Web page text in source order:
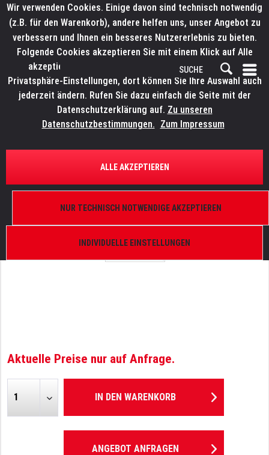
ÜBERSICHT ERSATZTEILE
Aktuelle Preise nur auf Anfrage.
IN DEN WARENKORB
ANGEBOT ANFRAGEN
Wir verwenden Cookies. Einige davon sind technisch notwendig
(z.B. für den Warenkorb), andere helfen uns, unser Angebot zu
verbessern und Ihnen ein besseres Nutzererlebnis zu bieten.
Folgende Cookies akzeptieren Sie mit einem Klick auf Alle
akzeptieren. Weitere Informationen finden Sie in den
Privatsphäre-Einstellungen, dort können Sie Ihre Auswahl auch
jederzeit ändern. Rufen Sie dazu einfach die Seite mit der
Datenschutzerklärung auf. Zu unseren
Datenschutzbestimmungen. Zum Impressum
INDIVIDUELLE EINSTELLUNGEN
NUR TECHNISCH NOTWENDIGE AKZEPTIEREN
ALLE AKZEPTIEREN